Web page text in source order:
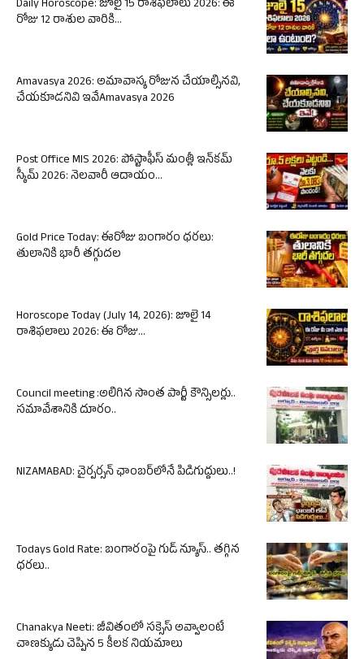
Daily Horoscope: జూలై 15 రాశిఫలాలు 2026: ఈ
రోజు 12 రాశుల వారికి...
Amavasya 2026: అమావాస్య రోజున చేయాల్సినవి,
చేయకూడనివి ఇవేAmavasya 2026
Post Office MIS 2026: పోస్టాఫీస్ మంత్లీ ఇన్‌కమ్
స్కీమ్ 2026: నెలవారీ ఆదాయం...
Gold Price Today: ఈరోజు బంగారం ధరలు:
తులానికి భారీ తగ్గుదల
Horoscope Today (July 14, 2026): జూలై 14
రాశిఫలాలు 2026: ఈ రోజు...
Council meeting :అలిగిన సొంత పార్టీ కౌన్సిలర్లు..
సమావేశానికి దూరం..
NIZAMABAD: చైర్పర్సన్ ఛాంబర్‌లోనే పిడిగుద్దులు..!
Todays Gold Rate: బంగారంపై గుడ్ న్యూస్.. తగ్గిన
ధరలు..
Chanakya Neeti: జీవితంలో సక్సెస్ అవ్వాలంటే
చాణక్యుడు చెప్పిన 5 కీలక నియమాలు